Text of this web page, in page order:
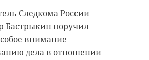
Следкома России
Бастрыкин поручил
внимание
дела в отношении